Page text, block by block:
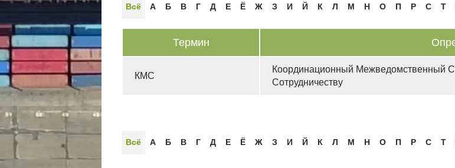
Всё А Б В Г Д Е Ё Ж З И Й К Л М Н О П Р С Т
Термин
КМС
Координационный Межведомственный
Сотрудничеству
Всё А Б В Г Д Е Ё Ж З И Й К Л М Н О П Р С Т